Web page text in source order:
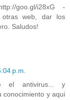
goo.gl/i28xG -
web, dar los
Saludos!
p.m.
el antivirus... y
conocimiento y aqui